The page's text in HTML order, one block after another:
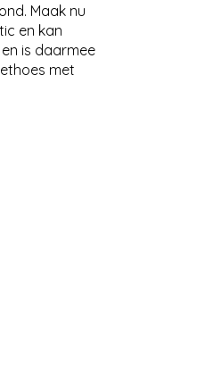
Maak nu
en kan
is daarmee
met